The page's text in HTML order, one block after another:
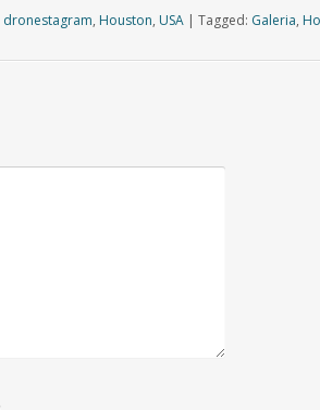
dronestagram, Houston, USA | Tagged: Galeria,